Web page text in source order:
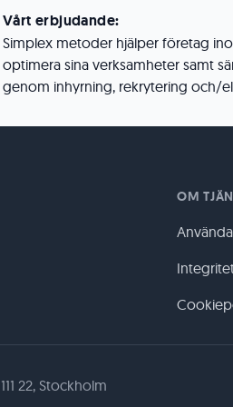
Vårt erbjudande:
Simplex metoder hjälper företag
optimera sina verksamheter samt
genom inhyrning, rekrytering och/
OM
22, Stockholm